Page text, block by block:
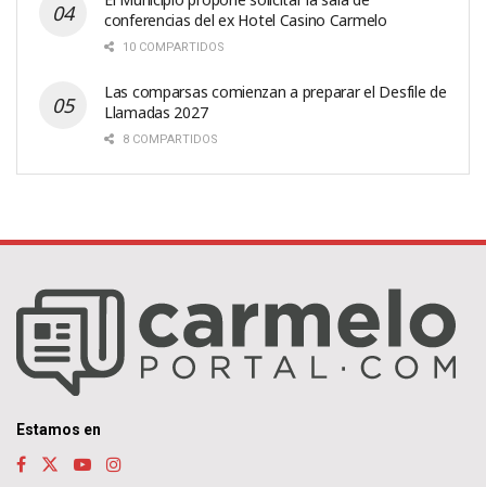
conferencias del ex Hotel Casino Carmelo
10 COMPARTIDOS
Las comparsas comienzan a preparar el Desfile de
Llamadas 2027
8 COMPARTIDOS
Estamos en